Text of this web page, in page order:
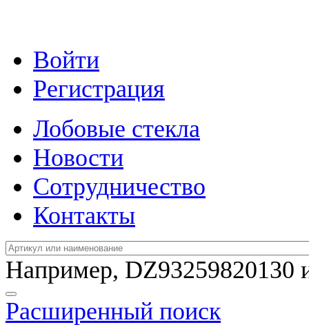
Войти
Регистрация
Лобовые стекла
Новости
Сотрудничество
Контакты
Например, DZ93259820130
Расширенный поиск